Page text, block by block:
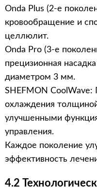
Onda Plus (2-е
кровообращение и
целлюлит.
Onda Pro (3-е
прецизионная
диаметром 3 мм.
SHEFMON CoolWave:
охлаждения
улучшенными
управления.
Каждое поколение
эффективность
4.2